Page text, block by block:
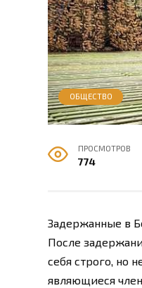
ОБЩЕСТВО
ПРОСМОТРОВ
774
Задержанные в
После
себя строго, но
являющиеся